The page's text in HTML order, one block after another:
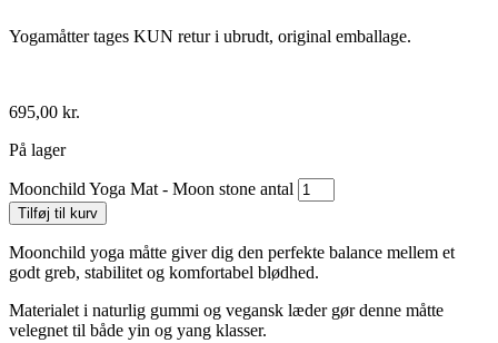
Yogamåtter tages KUN retur i ubrudt, original emballage.
695,00 kr.
På lager
Moonchild Yoga Mat - Moon stone antal
Tilføj til kurv
Moonchild yoga måtte giver dig den perfekte balance mellem et
godt greb, stabilitet og komfortabel blødhed.
Materialet i naturlig gummi og vegansk læder gør denne måtte
velegnet til både yin og yang klasser.